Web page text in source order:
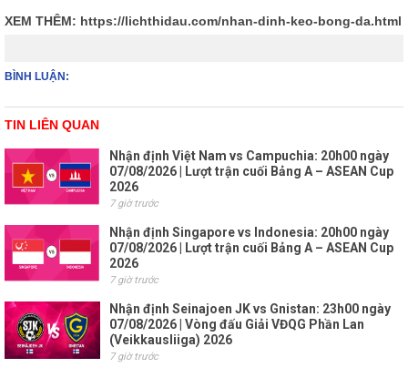
XEM THÊM: https://lichthidau.com/nhan-dinh-keo-bong-da.html
BÌNH LUẬN:
TIN LIÊN QUAN
Nhận định Việt Nam vs Campuchia: 20h00 ngày
07/08/2026 | Lượt trận cuối Bảng A – ASEAN Cup
2026
7 giờ trước
Nhận định Singapore vs Indonesia: 20h00 ngày
07/08/2026 | Lượt trận cuối Bảng A – ASEAN Cup
2026
7 giờ trước
Nhận định Seinajoen JK vs Gnistan: 23h00 ngày
07/08/2026 | Vòng đấu Giải VĐQG Phần Lan
(Veikkausliiga) 2026
7 giờ trước